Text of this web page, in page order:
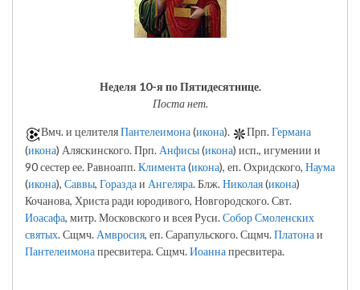
Неделя 10-я по Пятидесятнице.
Поста нет.
Вмч. и целителяПантелеимона(икона). Прп.Германа
(икона) Аляскинского. Прп. Анфисы(икона) исп., игумении и
90 сестер ее. Равноапп.Климента(икона), еп. Охридского, Наума
(икона), Саввы, Гораздаи Ангеляра. Блж.Николая(икона)
Кочанова, Христа ради юродивого, Новгородского. Свт.
Иоасафа, митр. Московского и всея Руси.Собор Смоленских
святых. Сщмч. Амвросия, еп. Сарапульского. Сщмч.Платонаи
Пантелеимонапресвитера. Сщмч.Иоаннапресвитера.